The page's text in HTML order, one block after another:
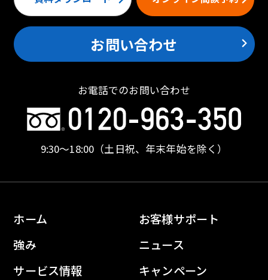
お問い合わせ
お電話でのお問い合わせ
9:30〜18:00 （土日祝、年末年始を除く）
ホーム
強み
サービス情報
お客様サポート
ニュース
キャンペーン